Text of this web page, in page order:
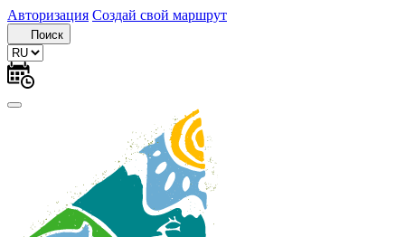
Авторизация Создай свой маршрут
Поиск